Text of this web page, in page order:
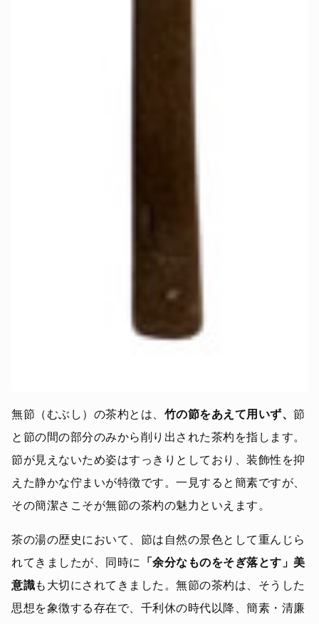
無節（むぶし）の茶杓とは、 竹の節をあえて用いず、 節
と節の間の部分のみから削り出された茶杓を指します。
節が見えないため姿はすっきりとしており、装飾性を抑
えた静かな佇まいが特徴です。一見すると簡素ですが、
その簡潔さこそが無節の茶杓の魅力といえます。
茶の湯の歴史において、節は自然の景色として重んじら
れてきましたが、同時に
「余分なものをそぎ落とす」美
意識も大切にされてきました。無節の茶杓は、そうした
思想を象徴する存在で、千利休の時代以降、簡素・清廉